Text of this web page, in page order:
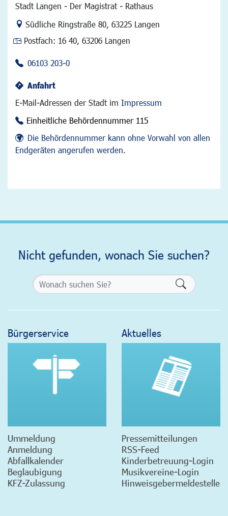
Stadt Langen - Der Magistrat - Rathaus
Link zur Google-Maps Navigation
Südliche Ringstraße 80, 63225 Langen
Postfach: 16 40, 63206 Langen
06103 203-0
Anfahrt
E-Mail-Adressen der Stadt im Impressum
Einheitliche Behördennummer 115
Die Behördennummer kann ohne Vorwahl von allen
Endgeräten angerufen werden.
Nicht gefunden, wonach Sie suchen?
Bürgerservice
Ummeldung
Anmeldung
Abfallkalender
Beglaubigung
KFZ-Zulassung
Aktuelles
Pressemitteilungen
RSS-Feed
Kinderbetreuung-Login
Musikvereine-Login
Hinweisgebermeldestelle